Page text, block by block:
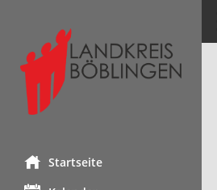
Startseite